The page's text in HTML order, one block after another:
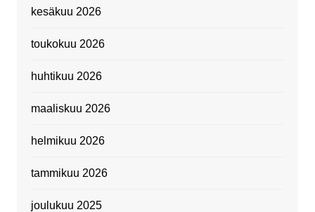
kesäkuu 2026
toukokuu 2026
huhtikuu 2026
maaliskuu 2026
helmikuu 2026
tammikuu 2026
joulukuu 2025